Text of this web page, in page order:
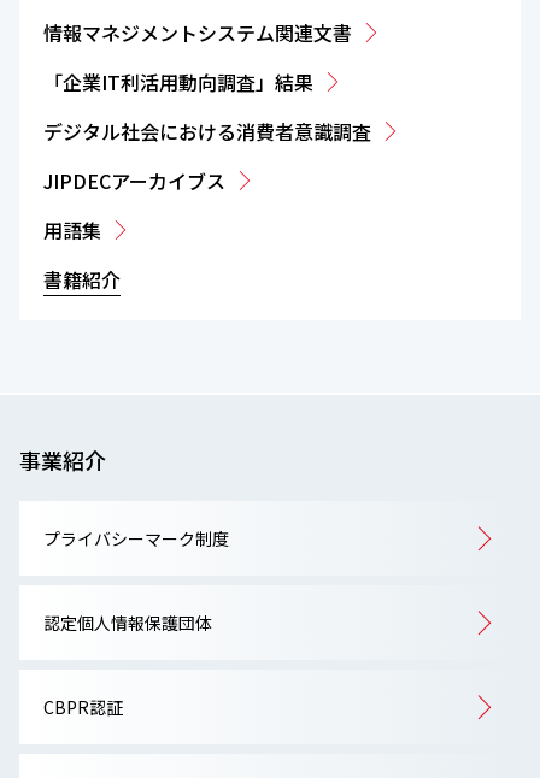
情報マネジメントシステム関連文書
「企業IT利活用動向調査」結果
デジタル社会における消費者意識調査
JIPDECアーカイブス
用語集
書籍紹介
事業紹介
プライバシーマーク制度
認定個人情報保護団体
CBPR認証